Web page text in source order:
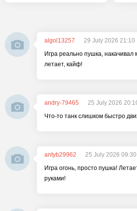
algol13257
29 July 2026 21:10
Игра реально пушка, накачивал
летает, кайф!
andry-79465
25 July 2026
Что-то танк слишком быстро
antyb29962
25 July 2026 09:30
Игра огонь, просто пушка!
руками!